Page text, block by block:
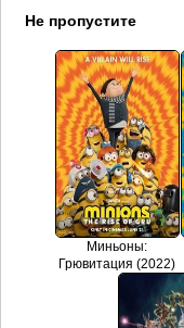
Не пропустите
Миньоны:
Грювитация (2022)